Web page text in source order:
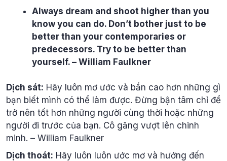
Always dream and shoot higher than you
know you can do. Don’t bother just to be
better than your contemporaries or
predecessors. Try to be better than
yourself. – William Faulkner
Dịch sát: Hãy luôn mơ ước và bắn cao hơn những gì
bạn biết mình có thể làm được. Đừng bận tâm chỉ để
trở nên tốt hơn những người cùng thời hoặc những
người đi trước của bạn. Cô găng vượt lên chinh
minh. – William Faulkner
Dịch thoát: Hãy luôn luôn ước mơ và hướng đến